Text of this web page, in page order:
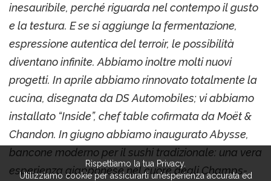
inesauribile, perché riguarda nel contempo il gusto
e la testura. E se si aggiunge la fermentazione,
espressione autentica del terroir, le possibilità
diventano infinite. Abbiamo inoltre molti nuovi
progetti. In aprile abbiamo rinnovato totalmente la
cucina, disegnata da DS Automobiles; vi abbiamo
installato “Inside”, chef table cofirmata da Moët &
Chandon. In giugno abbiamo inaugurato Abysse,
bancone moderno per il sushi tradizionale: una vera
esperienza giapponese nel cuore degli Champs-
Rispettiamo la tua Privacy.
Utilizziamo cookie per assicurarti un’esperienza accurata ed